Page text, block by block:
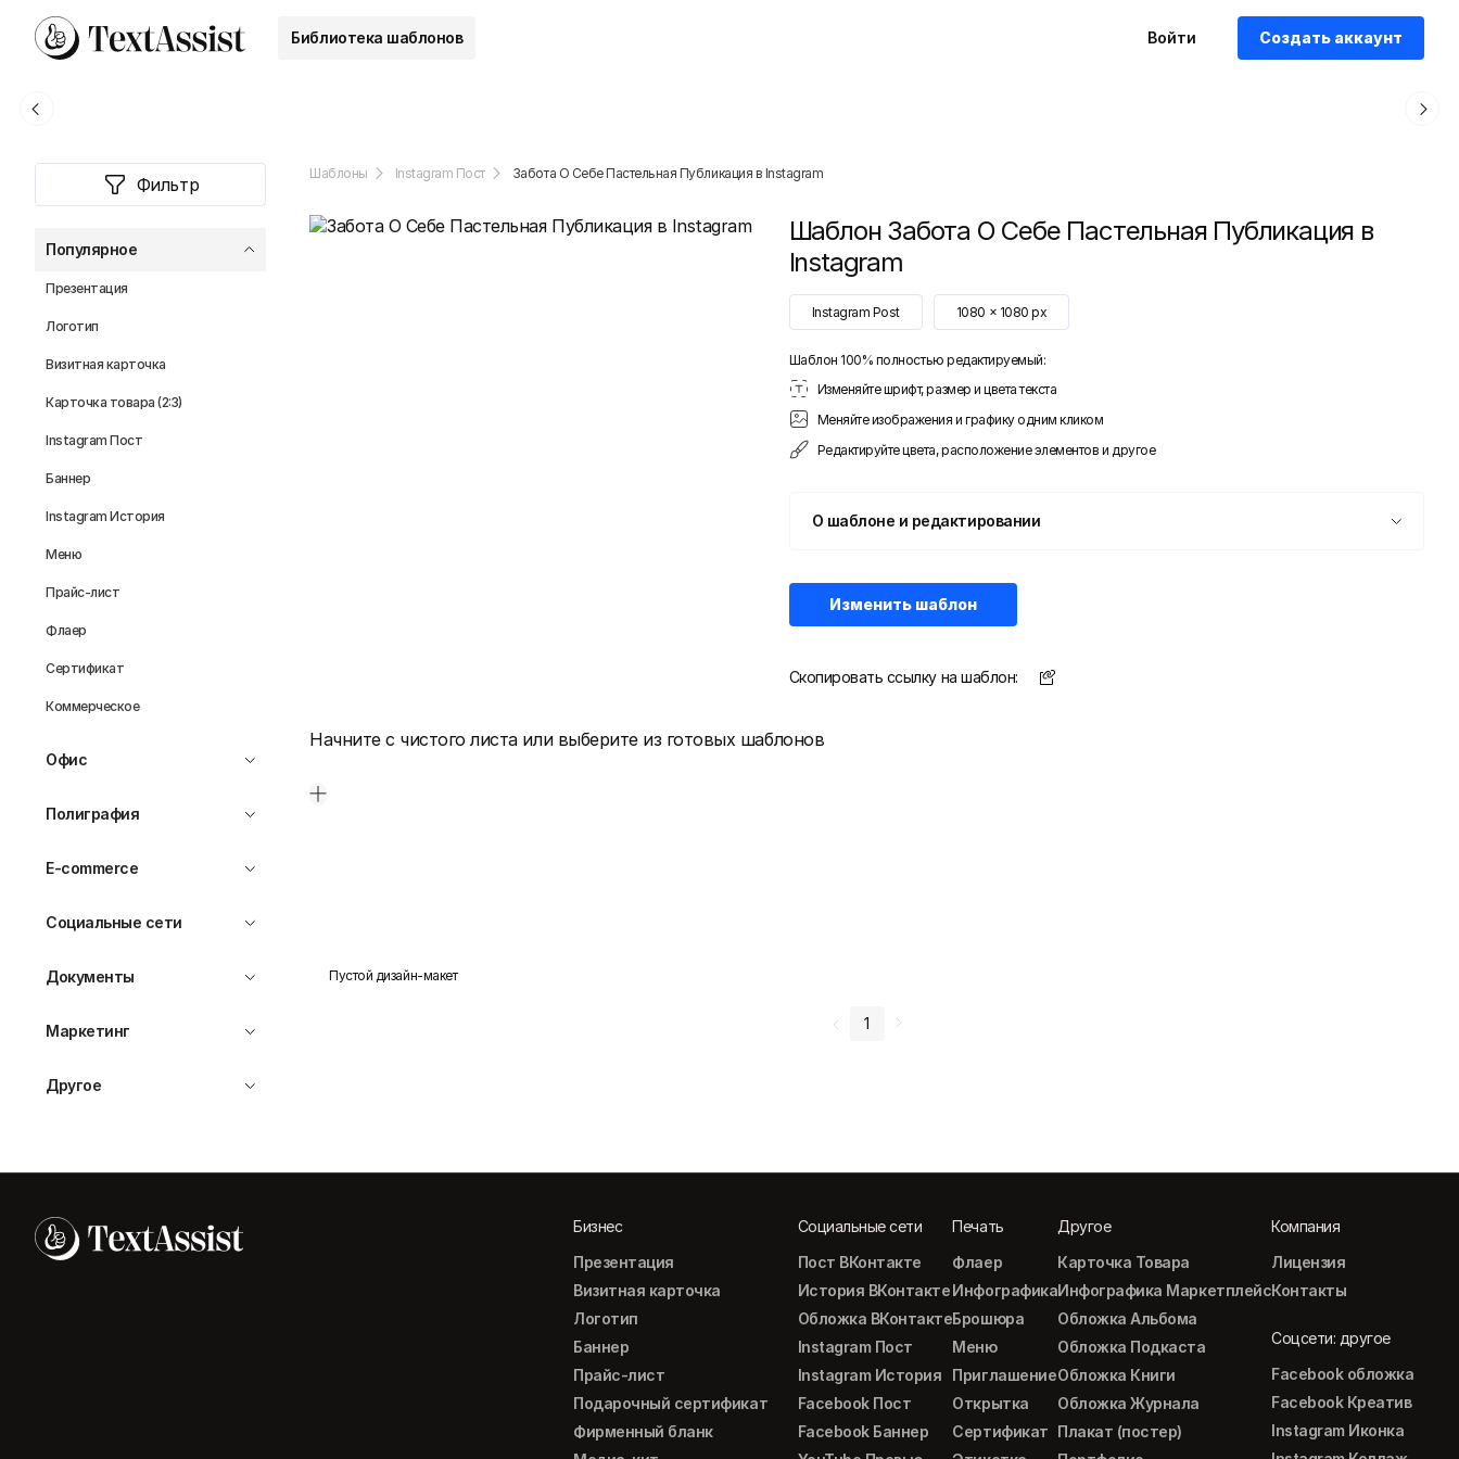
Библиотека шаблонов Войти Создать аккаунт
Фильтр
Популярное
Презентация
Логотип
Визитная карточка
Карточка товара (2:3)
Instagram Пост
Баннер
Instagram История
Меню
Прайс-лист
Флаер
Сертификат
Коммерческое
Офис
Полиграфия
E-commerce
Социальные сети
Документы
Маркетинг
Другое
Шаблоны Instagram Пост Забота О Себе Пастельная Публикация в Instagram
Шаблон Забота О Себе Пастельная Публикация в
Instagram
Instagram Post 1080 x 1080 px
Шаблон 100% полностью редактируемый:
Изменяйте шрифт, размер и цвета текста
Меняйте изображения и графику одним кликом
Редактируйте цвета, расположение элементов и другое
О шаблоне и редактировании
Изменить шаблон
Скопировать ссылку на шаблон:
Начните с чистого листа или выберите из готовых шаблонов
Пустой дизайн-макет
1
Бизнес
Презентация
Визитная карточка
Логотип
Баннер
Прайс-лист
Подарочный сертификат
Фирменный бланк
Социальные сети
Пост ВКонтакте
История ВКонтакте
Обложка ВКонтакте
Instagram Пост
Instagram История
Facebook Пост
Facebook Баннер
Печать
Флаер
Инфографика
Брошюра
Меню
Приглашение
Открытка
Сертификат
Другое
Карточка Товара
Инфографика Маркетплейс
Обложка Альбома
Обложка Подкаста
Обложка Книги
Обложка Журнала
Плакат (постер)
Компания
Лицензия
Контакты
Соцсети: другое
Facebook обложка
Facebook Креатив
Instagram Иконка